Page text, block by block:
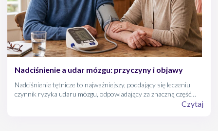
Nadciśnienie a udar mózgu: przyczyny i objawy
Nadciśnienie tętnicze to najważniejszy, poddający się leczeniu
czynnik ryzyka udaru mózgu, odpowiadający za znaczną część
wszystkich tego typu zdarzeń. Zrozumienie tego powiązania jest
Czytaj